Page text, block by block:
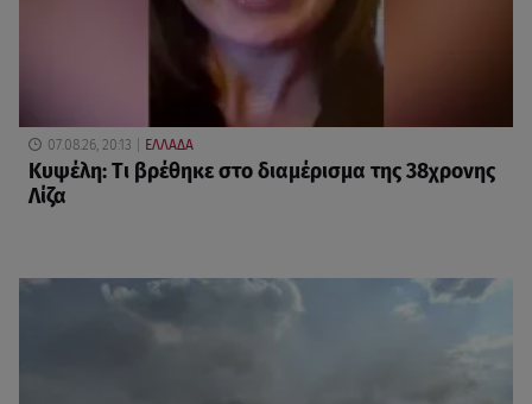
07.08.26, 20:13 ΕΛΛΑΔΑ
Κυψέλη: Tι βρέθηκε στο διαμέρισμα της 38χρονης
Λίζα